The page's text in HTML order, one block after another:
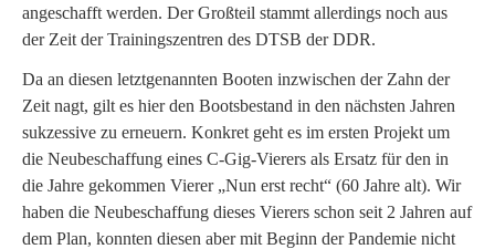
angeschafft werden. Der Großteil stammt allerdings noch aus
der Zeit der Trainingszentren des DTSB der DDR.
Da an diesen letztgenannten Booten inzwischen der Zahn der
Zeit nagt, gilt es hier den Bootsbestand in den nächsten Jahren
sukzessive zu erneuern. Konkret geht es im ersten Projekt um
die Neubeschaffung eines C-Gig-Vierers als Ersatz für den in
die Jahre gekommen Vierer „Nun erst recht“ (60 Jahre alt). Wir
haben die Neubeschaffung dieses Vierers schon seit 2 Jahren auf
dem Plan, konnten diesen aber mit Beginn der Pandemie nicht